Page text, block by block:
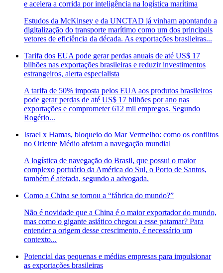
e acelera a corrida por inteligência na logística marítima
Estudos da McKinsey e da UNCTAD já vinham apontando a
digitalização do transporte marítimo como um dos principais
vetores de eficiência da década. As exportações brasileiras...
Tarifa dos EUA pode gerar perdas anuais de até US$ 17
bilhões nas exportações brasileiras e reduzir investimentos
estrangeiros, alerta especialista
A tarifa de 50% imposta pelos EUA aos produtos brasileiros
pode gerar perdas de até US$ 17 bilhões por ano nas
exportações e comprometer 612 mil empregos. Segundo
Rogério...
Israel x Hamas, bloqueio do Mar Vermelho: como os conflitos
no Oriente Médio afetam a navegação mundial
A logística de navegação do Brasil, que possui o maior
complexo portuário da América do Sul, o Porto de Santos,
também é afetada, segundo a advogada.
Como a China se tornou a “fábrica do mundo?”
Não é novidade que a China é o maior exportador do mundo,
mas como o gigante asiático chegou a esse patamar? Para
entender a origem desse crescimento, é necessário um
contexto...
Potencial das pequenas e médias empresas para impulsionar
as exportações brasileiras